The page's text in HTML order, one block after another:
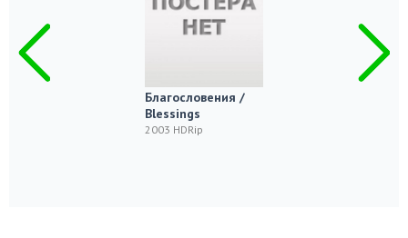
Благословения /
Blessings
2003 HDRip